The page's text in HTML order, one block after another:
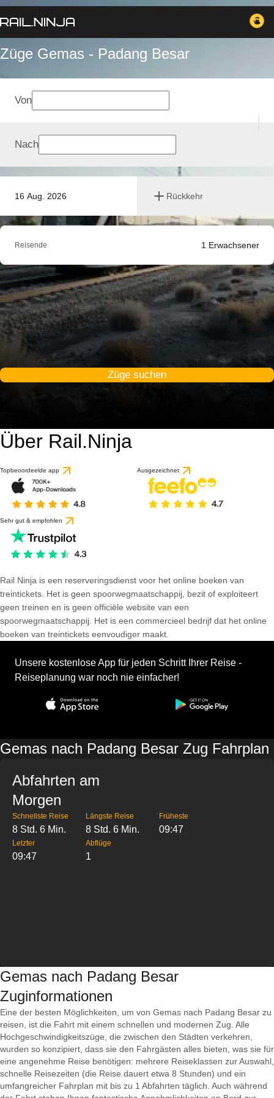
Züge Gemas - Padang Besar
16 Aug. 2026 Rückkehr
Von
Nach
Reisende 1 Erwachsener
Züge suchen
Über Rail.Ninja
Topbeoordeelde app Ausgezeichnet
Sehr gut & empfohlen
Rail Ninja is een reserveringsdienst voor het online boeken van
treintickets. Het is geen spoorwegmaatschappij, bezit of exploiteert
geen treinen en is geen officiële website van een
spoorwegmaatschappij. Het is een commercieel bedrijf dat het online
boeken van treintickets eenvoudiger maakt.
Unsere kostenlose App für jeden Schritt Ihrer Reise -
Reiseplanung war noch nie einfacher!
Gemas nach Padang Besar Zug Fahrplan
Abfahrten am
Morgen
Schnellste Reise
8 Std. 6 Min.
Längste Reise
8 Std. 6 Min.
Früheste
09:47
Letzter
09:47
Abflüge
1
Gemas nach Padang Besar
Zuginformationen
Eine der besten Möglichkeiten, um von Gemas nach Padang Besar zu
reisen, ist die Fahrt mit einem schnellen und modernen Zug. Alle
Hochgeschwindigkeitszüge, die zwischen den Städten verkehren,
wurden so konzipiert, dass sie den Fahrgästen alles bieten, was sie für
eine angenehme Reise benötigen: mehrere Reiseklassen zur Auswahl,
schnelle Reisezeiten (die Reise dauert etwa 8 Stunden) und ein
umfangreicher Fahrplan mit bis zu 1 Abfahrten täglich. Auch während